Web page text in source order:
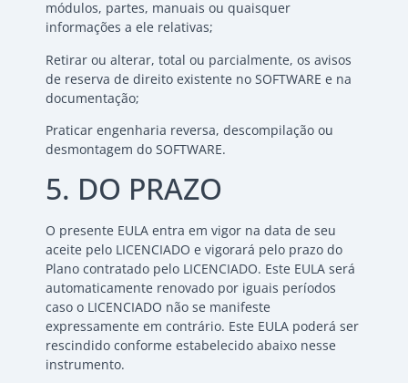
módulos, partes, manuais ou quaisquer
informações a ele relativas;
Retirar ou alterar, total ou parcialmente, os avisos
de reserva de direito existente no SOFTWARE e na
documentação;
Praticar engenharia reversa, descompilação ou
desmontagem do SOFTWARE.
5. DO PRAZO
O presente EULA entra em vigor na data de seu
aceite pelo LICENCIADO e vigorará pelo prazo do
Plano contratado pelo LICENCIADO. Este EULA será
automaticamente renovado por iguais períodos
caso o LICENCIADO não se manifeste
expressamente em contrário. Este EULA poderá ser
rescindido conforme estabelecido abaixo nesse
instrumento.